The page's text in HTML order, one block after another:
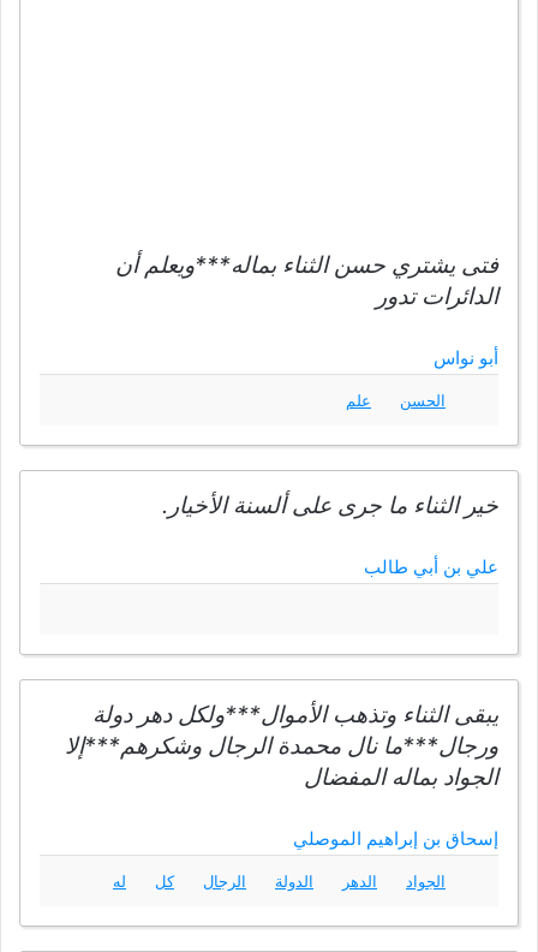
فتى يشتري حسن الثناء بماله***ويعلم أن
الدائرات تدور
أبو نواس
الحسن علم
خير الثناء ما جرى على ألسنة الأخيار.
علي بن أبي طالب
يبقى الثناء وتذهب الأموال***ولكل دهر دولة
ورجال***ما نال محمدة الرجال وشكرهم***إلا
الجواد بماله المفضال
إسحاق بن إبراهيم الموصلي
الجواد الدهر الدولة الرجال كل له